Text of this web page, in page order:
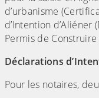
d’urbanisme
d’Intention d’Aliéner
Permis de Construire
Déclarations
Pour les notaires,